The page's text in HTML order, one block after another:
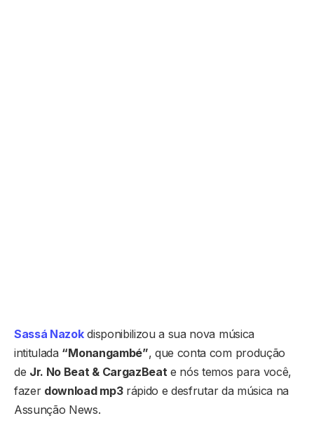
Sassá Nazokdisponibilizou a sua nova música
intitulada “Monangambé”, que conta com produção
de Jr. No Beat & CargazBeat e nós temos para você,
fazer download mp3rápido e desfrutar da música na
Assunção News.